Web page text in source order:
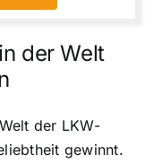
der Welt
der LKW-
gewinnt.